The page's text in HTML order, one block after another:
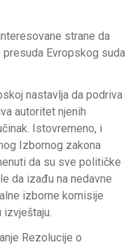
strane da
Evropskog suda
nastavlja da podriva
autoritet njenih
Istovremeno, i
Izbornog zakona
da su sve političke
da izađu na nedavne
izborne komisije
izvještaju.
Rezolucije o